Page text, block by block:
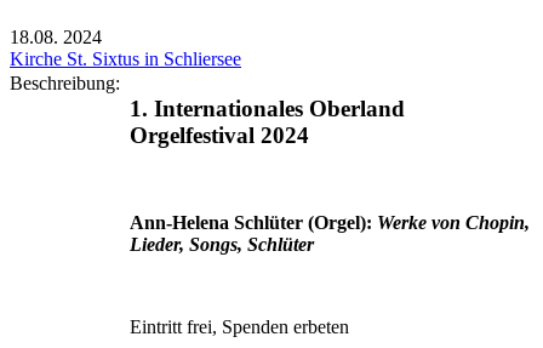
18.08. 2024
Kirche St. Sixtus in Schliersee
Beschreibung:
1. Internationales Oberland
Orgelfestival 2024
Ann-Helena Schlüter (Orgel): Werke von Chopin,
Lieder, Songs, Schlüter
Eintritt frei, Spenden erbeten